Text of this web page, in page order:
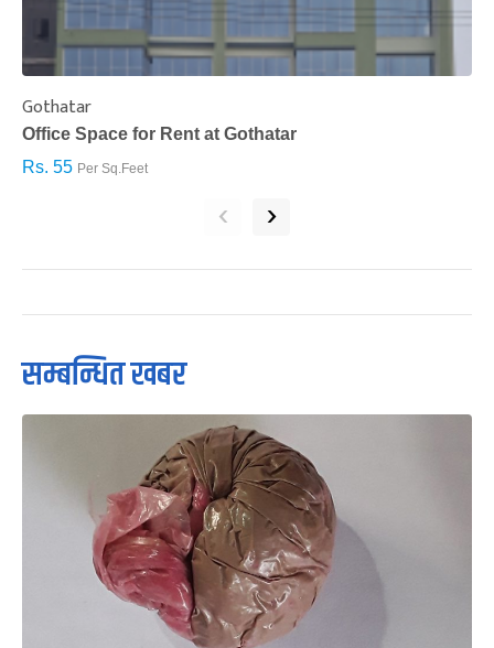
Gothatar
Office Space for Rent at Gothatar
Rs. 55 Per Sq.Feet
‹ ›
सम्बन्धित खबर